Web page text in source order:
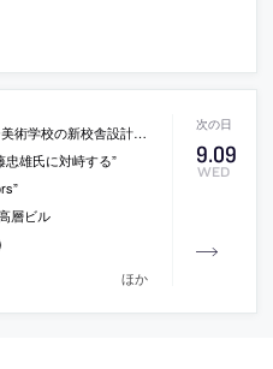
9.09
WED
新校舎設計コンペに勝利
雄氏に対峙する”
層ビル
ほか